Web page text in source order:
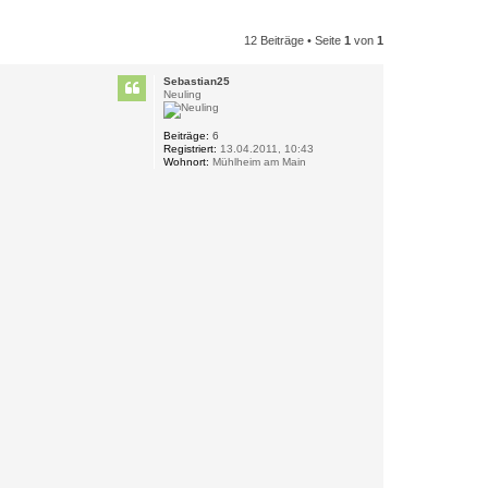
12 Beiträge • Seite 1 von 1
Sebastian25
Neuling
Beiträge: 6
Registriert: 13.04.2011, 10:43
Wohnort: Mühlheim am Main